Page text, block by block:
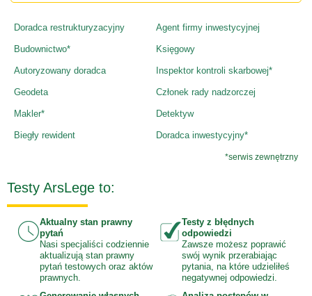
Doradca restrukturyzacyjny Agent firmy inwestycyjnej
Budownictwo* Księgowy
Autoryzowany doradca Inspektor kontroli skarbowej*
Geodeta Członek rady nadzorczej
Makler* Detektyw
Biegły rewident Doradca inwestycyjny*
*serwis zewnętrzny
Testy ArsLege to:
Aktualny stan prawny
pytań
Nasi specjaliści codziennie
aktualizują stan prawny
pytań testowych oraz aktów
prawnych.
Testy z błędnych
odpowiedzi
Zawsze możesz poprawić
swój wynik przerabiając
pytania, na które udzieliłeś
negatywnej odpowiedzi.